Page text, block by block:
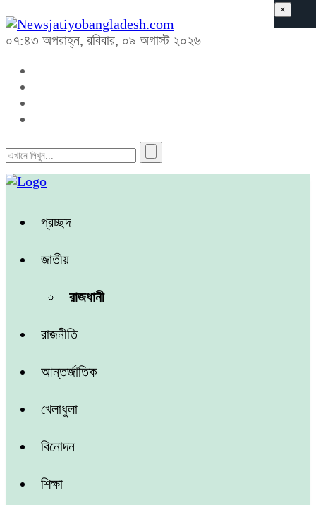
০৭:৪৩ অপরাহ্ন, রবিবার, ০৯ অগাস্ট ২০২৬
প্রচ্ছদ
জাতীয়
রাজধানী
রাজনীতি
আন্তর্জাতিক
খেলাধুলা
বিনোদন
শিক্ষা
×